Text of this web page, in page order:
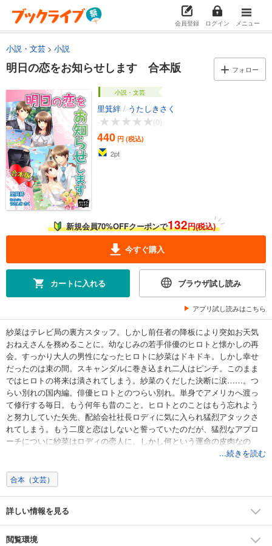
会員登録 ログイン メニュー
小説・文芸 小説
明日の恋をお知らせします 合本版 フォロー
小説・文芸
里箕絆 / うたしきさく
-
(0)
440 円 (税込)
2pt
新規会員70%OFFクーポンで132円(税込)
今すぐ購入
カートに入れる ブラウザ試し読み
アプリ試し読みはこちら
紗菜はテレビ局の裏方スタッフ。しかし前任者の降板により突如お天気
おねえさんを務めることに。幼なじみの若手俳優のヒロトと懐かしの再
会。すっかり大人の男性になったヒロトに紗菜はドキドキ。しかし幸せ
だったのは束の間。スキャンダルに巻き込まれ二人はピンチ。このまま
ではヒロトの将来は潰されてしまう。紗菜のくだした決断に涙……。つ
らい別れの国内編。俳優ヒロトとのつらい別れ。単身でアメリカへ渡っ
て修行する毎日。もう何年も昔のこと。ヒロトとのことはもう忘れよう
と努力していた矢先、配給会社社長ロディに気に入られ猛烈アタックさ
れてしまう。もう二度と恋はしないと誓っていたのだが、猛烈なアプロ
ーチについに紗菜はロディの恋人に。しかし何という運命の皮肉なの
か。ヒロトとの思わぬ再会。彼もまた紗菜を追ってアメリカで下積みか
たしてどうなる……一気に読める合本版。
...続きを読む
合本（文芸）
詳しい情報を見る
閲覧環境